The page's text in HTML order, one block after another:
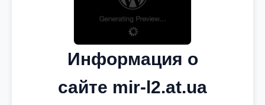
Информация о
сайте mir-l2.at.ua